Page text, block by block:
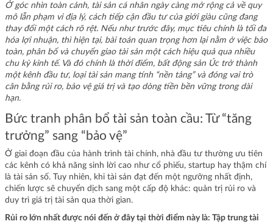
Ở góc nhìn toàn cảnh, tài sản cá nhân ngày càng mở rộng cả về quy
mô lẫn phạm vi địa lý, cách tiếp cận đầu tư của giới giàu cũng đang
thay đổi một cách rõ rệt. Nếu như trước đây, mục tiêu chính là tối đa
hóa lợi nhuận, thì hiện tại, bài toán quan trọng hơn lại nằm ở việc bảo
toàn, phân bổ và chuyển giao tài sản một cách hiệu quả qua nhiều
chu kỳ kinh tế. Và đó chính là thời điểm, bất động sản Úc trở thành
một kênh đầu tư, loại tài sản mang tính “nền tảng” và đóng vai trò
cân bằng rủi ro, bảo vệ giá trị và tạo dòng tiền bền vững trong dài
hạn.
Bức tranh phân bổ tài sản toàn cầu: Từ “tăng
trưởng” sang “bảo vệ”
Ở giai đoạn đầu của hành trình tài chính, nhà đầu tư thường ưu tiên
các kênh có khả năng sinh lời cao như cổ phiếu, startup hay thậm chí
là tài sản số. Tuy nhiên, khi tài sản đạt đến một ngưỡng nhất định,
chiến lược sẽ chuyển dịch sang một cấp độ khác: quản trị rủi ro và
duy trì giá trị tài sản qua thời gian.
Rủi ro lớn nhất được nói đến ở đây tại thời điểm này là: Tập trung tài